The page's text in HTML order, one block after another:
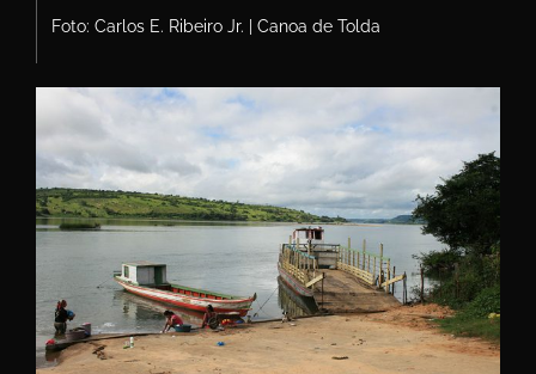
Foto: Carlos E. Ribeiro Jr. | Canoa de Tolda